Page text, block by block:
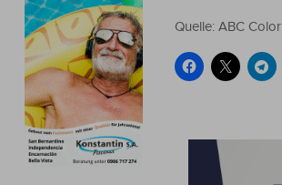
Quelle: ABC Color